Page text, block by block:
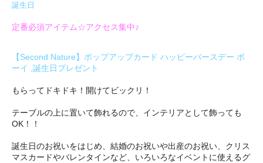
誕生日
定番必須アイテム☆アクセス集中♪
【Second Nature】ポップアップカード ハッピーバースデー ボ
ーイ ,誕生日プレゼント
もらってドキドキ！開けてビックリ！
テーブルの上に置いて飾れるので、インテリアとして飾っても
OK！！
誕生日のお祝いをはじめ、結婚のお祝いや出産のお祝い、クリス
マスカードやバレンタインなど、いろいろなイベントに使えるグ